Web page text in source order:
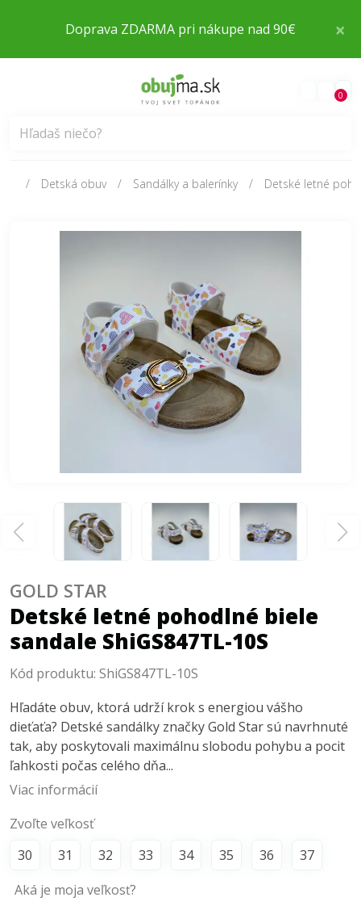
×
Doprava ZDARMA pri nákupe nad 90€
0
Detská obuv Sandálky a balerínky Detské letné
Detské letné pohodlné biele
sandale ShiGS847TL-10S
GOLD STAR
Kód produktu: ShiGS847TL-10S
Hľadáte obuv, ktorá udrží krok s energiou vášho
dieťaťa? Detské sandálky značky Gold Star sú navrhnuté
tak, aby poskytovali maximálnu slobodu pohybu a pocit
ľahkosti počas celého dňa...
Viac informácií
Zvoľte veľkosť
30
31 32 33 34 35 36
37
Aká je moja veľkosť?